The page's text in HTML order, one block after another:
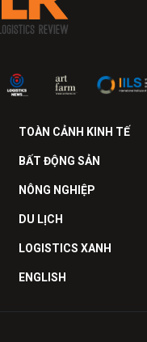
TOÀN CẢNH KINH TẾ
BẤT ĐỘNG SẢN
NÔNG NGHIỆP
DU LỊCH
LOGISTICS XANH
ENGLISH